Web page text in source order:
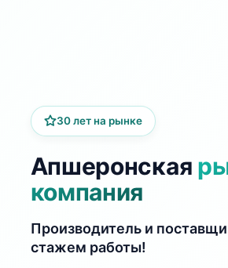
30 лет на рынке
Апшеронская
компания
Производитель и
стажем работы!